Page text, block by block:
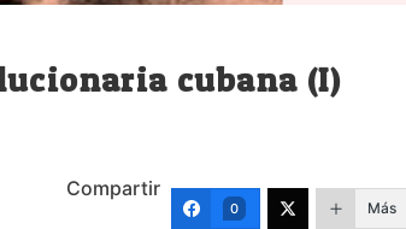
cubana (I)
Compartir
0 Más